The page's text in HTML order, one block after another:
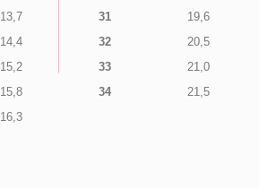
13,7
14,4
15,2
15,8
16,3
31
19,6
32
20,5
33
21,0
34
21,5